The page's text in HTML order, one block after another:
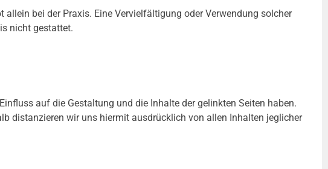
bei der Praxis. Eine Vervielfältigung oder Verwendung solcher
nicht gestattet.
auf die Gestaltung und die Inhalte der gelinkten Seiten haben.
distanzieren wir uns hiermit ausdrücklich von allen Inhalten jeglicher